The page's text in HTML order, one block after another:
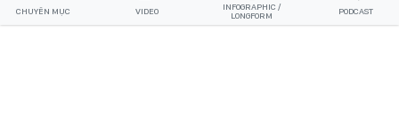
CHUYÊN MỤC VIDEO
INFOGRAPHIC /
LONGFORM
PODCAST